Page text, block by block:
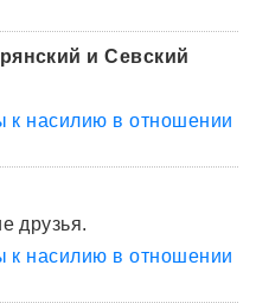
и Севский
к насилию в отношении
друзья.
к насилию в отношении